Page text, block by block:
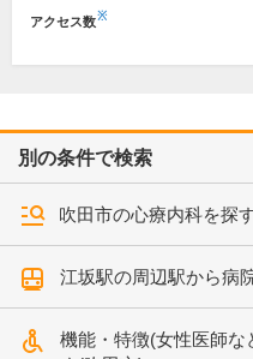
アクセス数※
別の条件で検索
吹田市の心療内科を探
江坂駅の周辺駅から病
機能・特徴(女性医師な